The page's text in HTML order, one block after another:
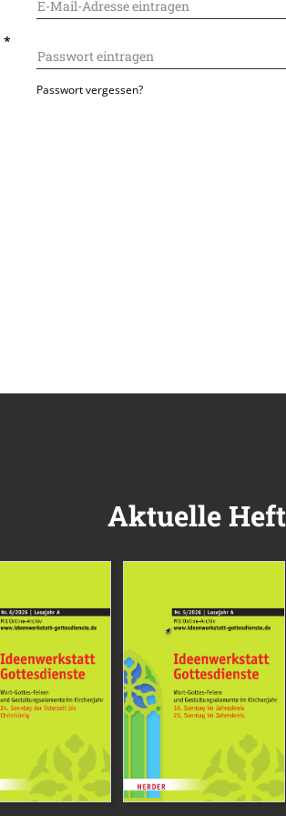
*
Passwort vergessen?
Aktuelle